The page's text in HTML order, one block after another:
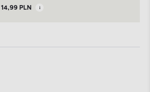
14,99 PLN